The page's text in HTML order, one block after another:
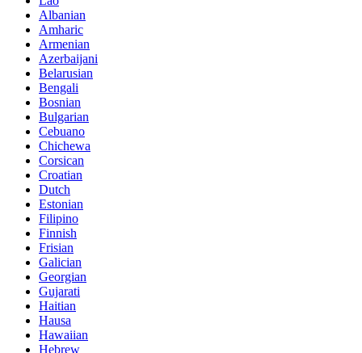
Albanian
Amharic
Armenian
Azerbaijani
Belarusian
Bengali
Bosnian
Bulgarian
Cebuano
Chichewa
Corsican
Croatian
Dutch
Estonian
Filipino
Finnish
Frisian
Galician
Georgian
Gujarati
Haitian
Hausa
Hawaiian
Hebrew